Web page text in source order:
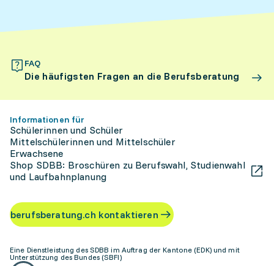
FAQ
Die häufigsten Fragen an die Berufsberatung
Informationen für
Schülerinnen und Schüler
Mittelschülerinnen und Mittelschüler
Erwachsene
Shop SDBB: Broschüren zu Berufswahl, Studienwahl
und Laufbahnplanung
berufsberatung.ch kontaktieren
Eine Dienstleistung des SDBB im Auftrag der Kantone (EDK) und mit
Unterstützung des Bundes (SBFI)